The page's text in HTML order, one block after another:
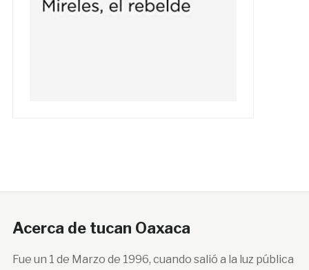
Acerca de tucan Oaxaca
Fue un 1 de Marzo de 1996, cuando salió a la luz pública